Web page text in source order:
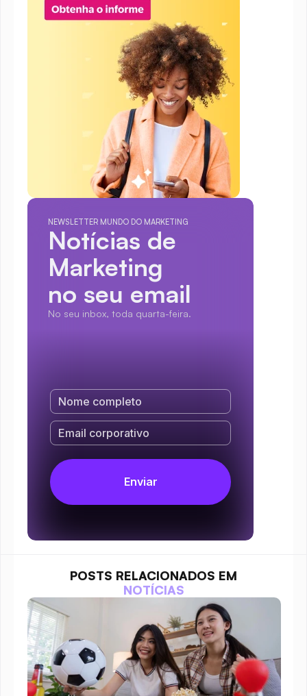
NEWSLETTER MUNDO DO MARKETING
Notícias de
Marketing
no seu email
No seu inbox, toda quarta-feira.
POSTS RELACIONADOS EM
NOTÍCIAS